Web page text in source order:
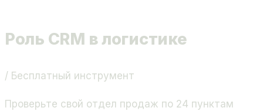
Роль CRM в логистике
/ Бесплатный инструмент
Проверьте свой отдел продаж по 24 пунктам